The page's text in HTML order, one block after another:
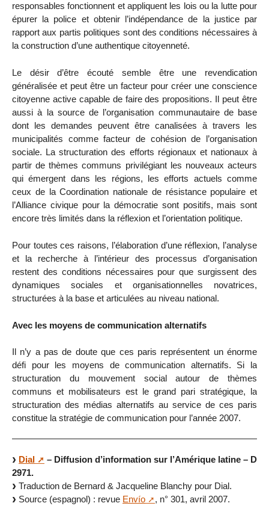
responsables fonctionnent et appliquent les lois ou la lutte pour
épurer la police et obtenir l’indépendance de la justice par
rapport aux partis politiques sont des conditions nécessaires à
la construction d’une authentique citoyenneté.
Le désir d’être écouté semble être une revendication
généralisée et peut être un facteur pour créer une conscience
citoyenne active capable de faire des propositions. Il peut être
aussi à la source de l’organisation communautaire de base
dont les demandes peuvent être canalisées à travers les
municipalités comme facteur de cohésion de l’organisation
sociale. La structuration des efforts régionaux et nationaux à
partir de thèmes communs privilégiant les nouveaux acteurs
qui émergent dans les régions, les efforts actuels comme
ceux de la Coordination nationale de résistance populaire et
l’Alliance civique pour la démocratie sont positifs, mais sont
encore très limités dans la réflexion et l’orientation politique.
Pour toutes ces raisons, l’élaboration d’une réflexion, l’analyse
et la recherche à l’intérieur des processus d’organisation
restent des conditions nécessaires pour que surgissent des
dynamiques sociales et organisationnelles novatrices,
structurées à la base et articulées au niveau national.
Avec les moyens de communication alternatifs
Il n’y a pas de doute que ces paris représentent un énorme
défi pour les moyens de communication alternatifs. Si la
structuration du mouvement social autour de thèmes
communs et mobilisateurs est le grand pari stratégique, la
structuration des médias alternatifs au service de ces paris
constitue la stratégie de communication pour l’année 2007.
Dial
– Diffusion d’information sur l’Amérique latine – D
2971.
Traduction de Bernard & Jacqueline Blanchy pour Dial.
Source (espagnol) : revue Envío , n° 301, avril 2007.